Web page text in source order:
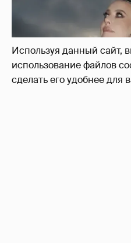
Используя данный сайт,
использование файлов
сделать его удобнее для